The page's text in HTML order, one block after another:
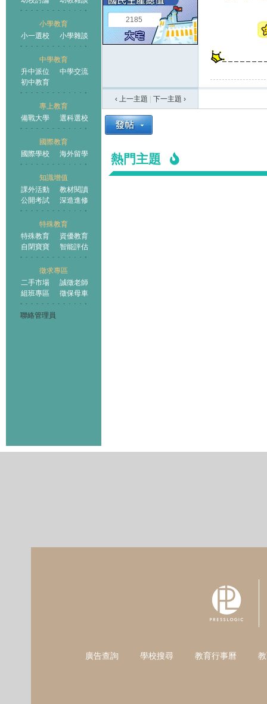
小學教育
小一選校
小學雜談
中學教育
升中派位
中學交流
初中教育
專上教育
備戰大學
選科選校
國際教育
國際學校
海外留學
知識增值
課外活動
教材閱讀
公開考試
深造進修
特殊教育
特殊教育
資優教育
自閉寶寶
智能評估
徵求專區
二手市場
誠徵老師
組班專區
徵保母車
聯絡管理員
王國
2185
‹ 上一主題 下一主題 ›
熱門主題
廣告查詢 學校搜尋 教育行事曆